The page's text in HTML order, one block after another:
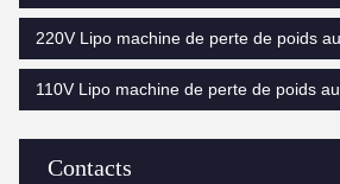
Contacts
220V Lipo machine de perte de poids
110V Lipo machine de perte de poids